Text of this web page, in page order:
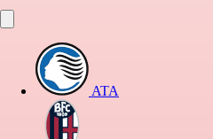
ATA